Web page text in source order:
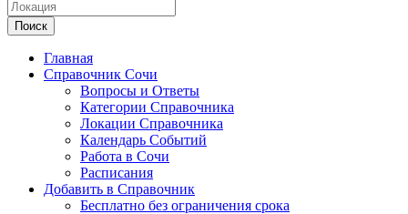
Сочи
Поиск
Главная
Справочник Сочи
Вопросы и Ответы
Категории Справочника
Локации Справочника
Календарь Событий
Работа в Сочи
Расписания
Добавить в Справочник
Бесплатно без ограничения срока